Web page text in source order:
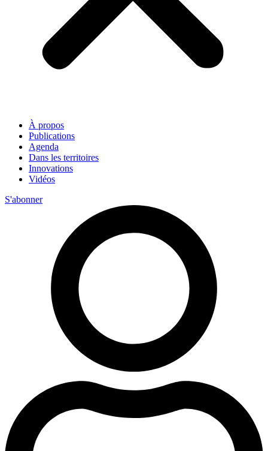
À propos
Publications
Agenda
Dans les territoires
Innovations
Vidéos
S'abonner